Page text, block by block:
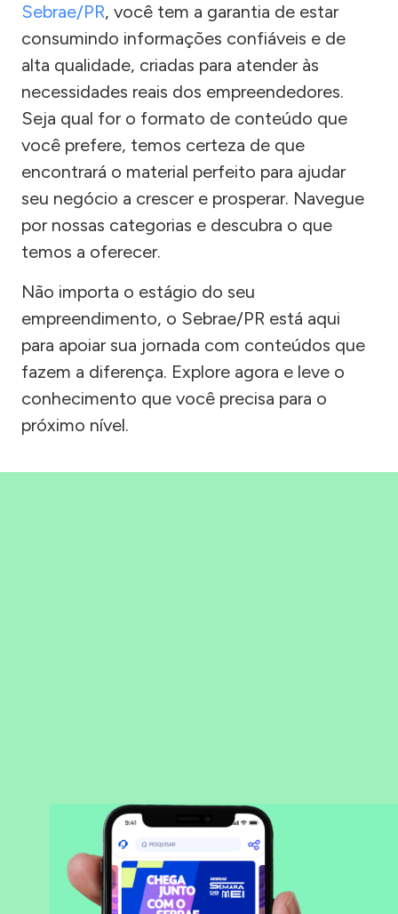
Sebrae/PR, você tem a garantia de estar
consumindo informações confiáveis e de
alta qualidade, criadas para atender às
necessidades reais dos empreendedores.
Seja qual for o formato de conteúdo que
você prefere, temos certeza de que
encontrará o material perfeito para ajudar
seu negócio a crescer e prosperar. Navegue
por nossas categorias e descubra o que
temos a oferecer.
Não importa o estágio do seu
empreendimento, o Sebrae/PR está aqui
para apoiar sua jornada com conteúdos que
fazem a diferença. Explore agora e leve o
conhecimento que você precisa para o
próximo nível.